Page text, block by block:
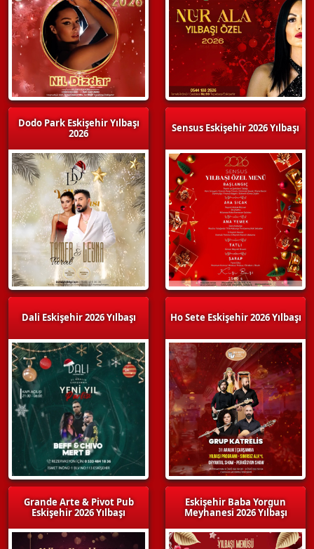
Dodo Park Eskişehir Yılbaşı
2026
Dali Eskişehir 2026 Yılbaşı
Grande Arte & Pivot Pub
Eskişehir 2026 Yılbaşı
Sensus Eskişehir 2026 Yılbaşı
Ho Sete Eskişehir 2026 Yılbaşı
Eskişehir Baba Yorgun
Meyhanesi 2026 Yılbaşı